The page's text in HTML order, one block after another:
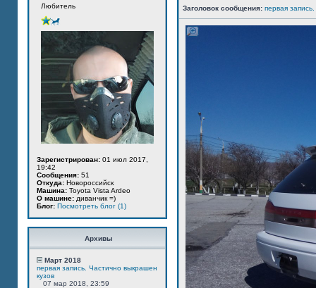
Любитель
Зарегистрирован: 01 июл 2017,
19:42
Сообщения: 51
Откуда: Новороссийск
Машина: Toyota Vista Ardeo
О машине: диванчик =)
Блог: Посмотреть блог (1)
Архивы
Март 2018
первая запись. Частично выкрашен
кузов
07 мар 2018, 23:59
Заголовок сообщения: первая